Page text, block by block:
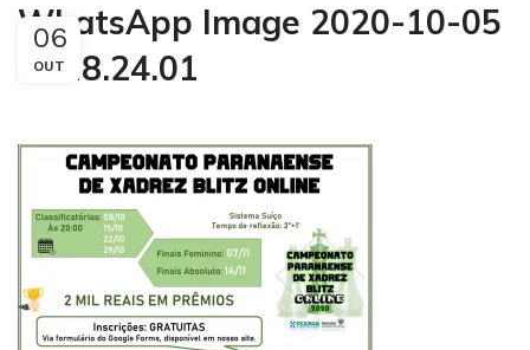
WhatsApp Image 2020-10-05
at 18.24.01
06
OUT